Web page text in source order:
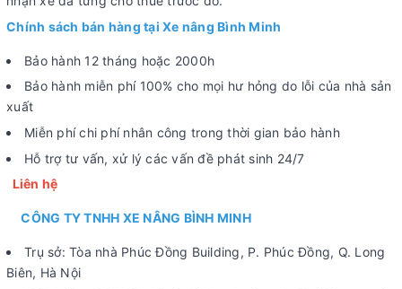
Chính sách bán hàng tại Xe nâng Bình Minh
Bảo hành 12 tháng hoặc 2000h
Bảo hành miễn phí 100% cho mọi hư hỏng do lỗi của nhà sản
xuất
Miễn phí chi phí nhân công trong thời gian bảo hành
Hỗ trợ tư vấn, xử lý các vấn đề phát sinh 24/7
Liên hệ
CÔNG TY TNHH XE NÂNG BÌNH MINH
Trụ sở: Tòa nhà Phúc Đồng Building, P. Phúc Đồng, Q. Long
Biên, Hà Nội